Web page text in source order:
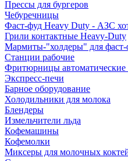
Прессы для бургеров
Чебуречницы
Фаст-фуд Heavy Duty - АЗС
Грили контактные Heavy-Duty
Мармиты-"холдеры" для
Станции рабочие
Фритюрницы автоматические
Экспресс-печи
Барное оборудование
Холодильники для молока
Блендеры
Измельчители льда
Кофемашины
Кофемолки
Миксеры для молочных